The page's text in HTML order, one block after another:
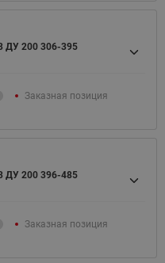
ДУ 200 306-395
Заказная позиция
ДУ 200 396-485
Заказная позиция